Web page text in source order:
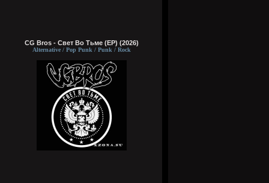
CG Bros - Свет Во Тьме (EP) (2026)
Alternative / Pop Punk / Punk / Rock